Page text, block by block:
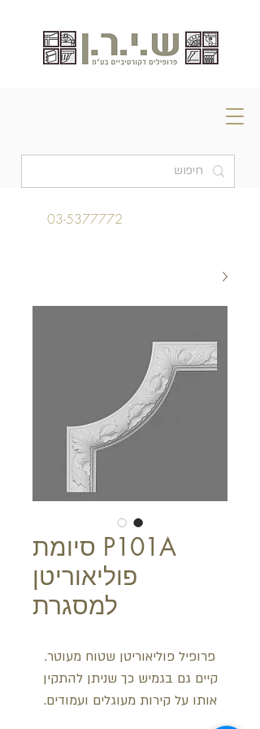
03-5377772
P101A סיומת
פוליאוריטן
למסגרת
פרופיל פוליאוריטן שטוח מעוטר.
קיים גם בגמיש כך שניתן להתקין
אותו על קירות מעוגלים ועמודים.